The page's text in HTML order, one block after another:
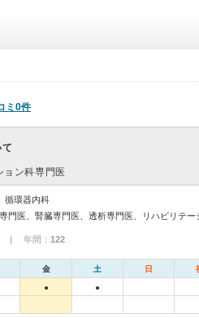
ミ0件
ョン科専門医
循環器内科
| 年間： 122
金 土 日
● ●